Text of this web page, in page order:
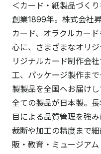
＜カード・紙製品づく
創業1899年。株式会社
カード、オラクルカー
心に、さまざまなオリ
リジナルカード制作会
工、パッケージ製作ま
製製品を全国へお届けし
全ての製品が日本製。
目による品質管理を強
裁断や加工の精度まで
販・教育・ミュージア